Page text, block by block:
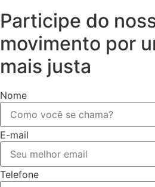
Participe do
movimento por
mais justa
Nome
E-mail
Telefone